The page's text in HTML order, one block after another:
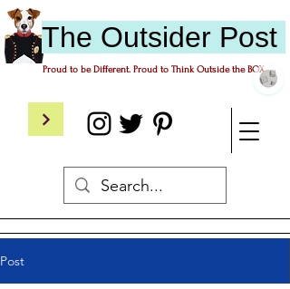
Proud to be Different. Proud to Think Outside the BOX.
The Outsider Post
Post